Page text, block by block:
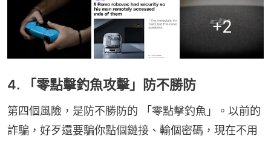
+2
4. 「零點擊釣魚攻擊」防不勝防
第四個風險，是防不勝防的 「零點擊釣魚」。以前的
詐騙，好歹還要騙你點個鏈接、輸個密碼，現在不用